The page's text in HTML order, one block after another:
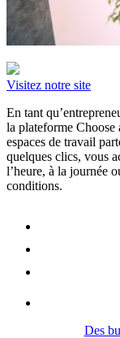
Visitez notre site
En tant
la plateforme
espaces de travail
quelques clics, vous
l’heure, à la journée
conditions.
Des